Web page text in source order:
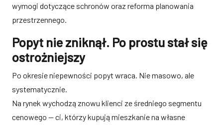
wymogi dotyczące schronów oraz reforma planowania
przestrzennego.
Popyt nie zniknął. Po prostu stał się
ostrożniejszy
Po okresie niepewności popyt wraca. Nie masowo, ale
systematycznie.
Na rynek wychodzą znowu klienci ze średniego segmentu
cenowego — ci, którzy kupują mieszkanie na własne